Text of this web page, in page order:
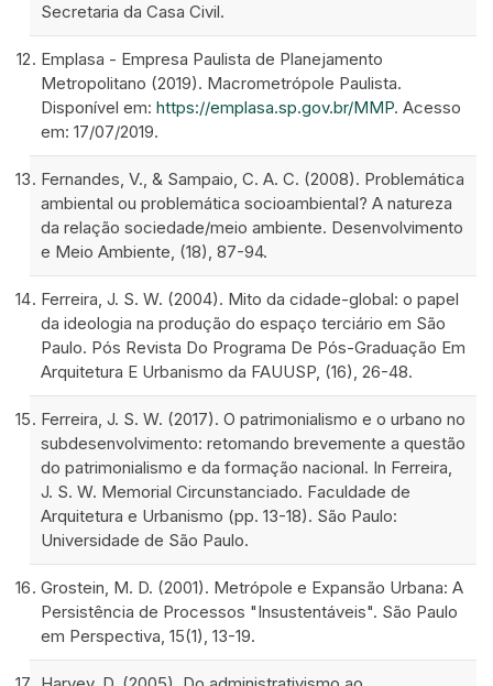
Secretaria da Casa Civil.
Emplasa - Empresa Paulista de Planejamento
Metropolitano (2019). Macrometrópole Paulista.
Disponível em: https://emplasa.sp.gov.br/MMP. Acesso
em: 17/07/2019.
Fernandes, V., & Sampaio, C. A. C. (2008). Problemática
ambiental ou problemática socioambiental? A natureza
da relação sociedade/meio ambiente. Desenvolvimento
e Meio Ambiente, (18), 87-94.
Ferreira, J. S. W. (2004). Mito da cidade-global: o papel
da ideologia na produção do espaço terciário em São
Paulo. Pós Revista Do Programa De Pós-Graduação Em
Arquitetura E Urbanismo da FAUUSP, (16), 26-48.
Ferreira, J. S. W. (2017). O patrimonialismo e o urbano no
subdesenvolvimento: retomando brevemente a questão
do patrimonialismo e da formação nacional. In Ferreira,
J. S. W. Memorial Circunstanciado. Faculdade de
Arquitetura e Urbanismo (pp. 13-18). São Paulo:
Universidade de São Paulo.
Grostein, M. D. (2001). Metrópole e Expansão Urbana: A
Persistência de Processos "Insustentáveis". São Paulo
em Perspectiva, 15(1), 13-19.